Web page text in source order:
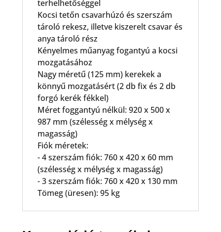
terhelhetőséggel
Kocsi tetőn csavarhúzó és szerszám
tároló rekesz, illetve kiszerelt csavar és
anya tároló rész
Kényelmes műanyag fogantyú a kocsi
mozgatásához
Nagy méretű (125 mm) kerekek a
könnyű mozgatásért (2 db fix és 2 db
forgó kerék fékkel)
Méret foggantyú nélkül: 920 x 500 x
987 mm (szélesség x mélység x
magasság)
Fiók méretek:
- 4 szerszám fiók: 760 x 420 x 60 mm
(szélesség x mélység x magasság)
- 3 szerszám fiók: 760 x 420 x 130 mm
Tömeg (üresen): 95 kg